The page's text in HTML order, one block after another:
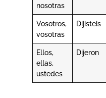
nosotras
Vosotros,
vosotras
Dijisteis
Ellos,
ellas,
ustedes
Dijeron